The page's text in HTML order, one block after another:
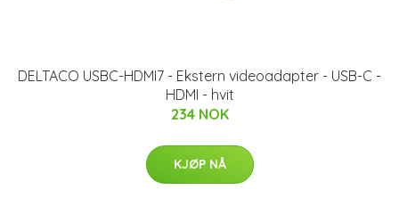
DELTACO USBC-HDMI7 - Ekstern videoadapter - USB-C -
HDMI - hvit
234 NOK
KJØP NÅ